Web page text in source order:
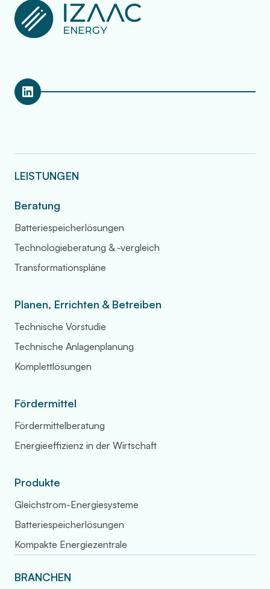
LEISTUNGEN
Beratung
Batteriespeicherlösungen
Technologieberatung & -vergleich
Transformationspläne
Planen, Errichten & Betreiben
Technische Vorstudie
Technische Anlagenplanung
Komplettlösungen
Fördermittel
Fördermittelberatung
Energieeffizienz in der Wirtschaft
Produkte
Gleichstrom-Energiesysteme
Batteriespeicherlösungen
Kompakte Energiezentrale
BRANCHEN